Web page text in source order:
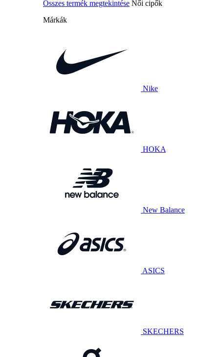
Összes termék megtekintése Női cipők
Márkák
Nike
HOKA
New Balance
ASICS
SKECHERS